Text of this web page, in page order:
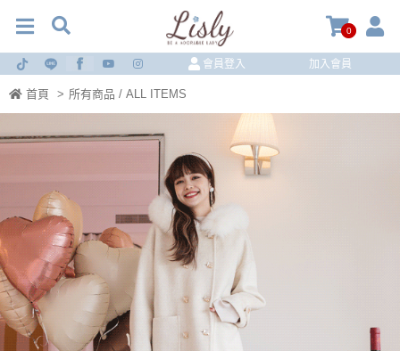
0
會員登入 加入會員
首頁 > 所有商品 / ALL ITEMS